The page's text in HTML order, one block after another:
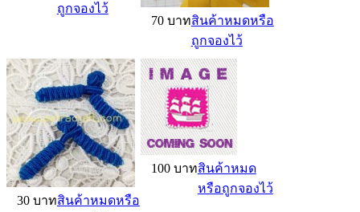
ถูกจองไว้
70 บาทสินค้าหมดหรือ
ถูกจองไว้
30 บาทสินค้าหมดหรือ
100 บาทสินค้าหมด
หรือถูกจองไว้